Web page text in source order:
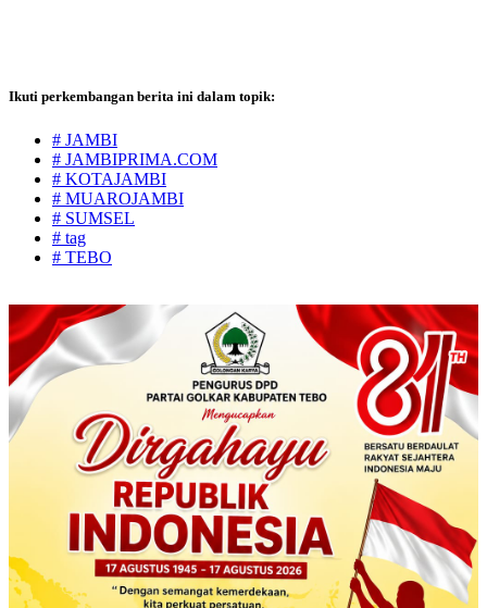
Ikuti perkembangan berita ini dalam topik:
# JAMBI
# JAMBIPRIMA.COM
# KOTAJAMBI
# MUAROJAMBI
# SUMSEL
# tag
# TEBO